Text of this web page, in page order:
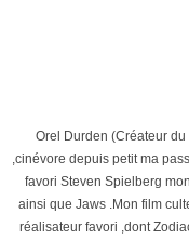
Orel Durden (Créateur
,cinévore depuis petit ma
favori Steven Spielberg
ainsi que Jaws .Mon film
réalisateur favori ,dont